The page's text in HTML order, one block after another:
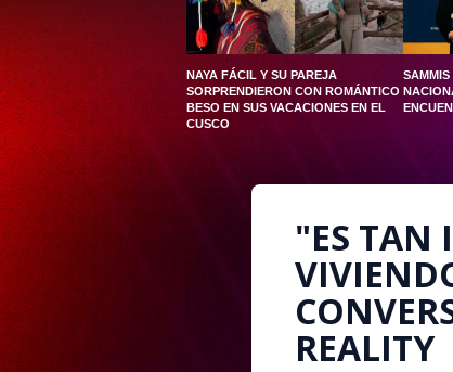
NAYA FÁCIL Y SU PAREJA
SORPRENDIERON CON ROMÁNTICO
BESO EN SUS VACACIONES EN EL
CUSCO
"ES TAN
REALITY